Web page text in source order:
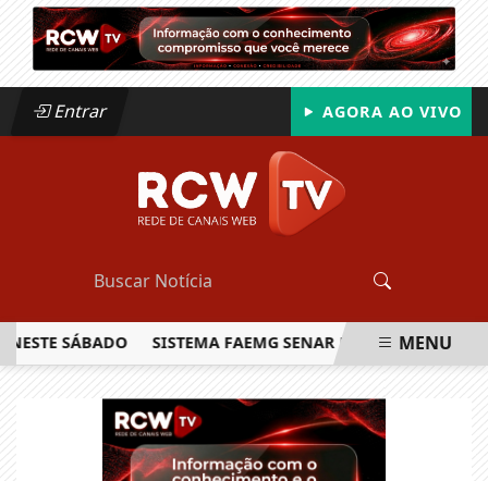
Entrar AGORA AO VIVO
SÁBADO SISTEMA FAEMG SENAR LANÇA O PRIMEIRO
MENU